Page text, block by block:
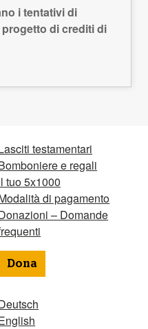
i tentativi di
di crediti di
testamentari
e regali
tuo 5x1000
di pagamento
– Domande
Dona